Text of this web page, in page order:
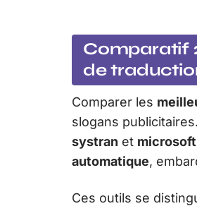
Comparatif
de
Comparer les
slogans
systran et
automatique,
Ces outils se